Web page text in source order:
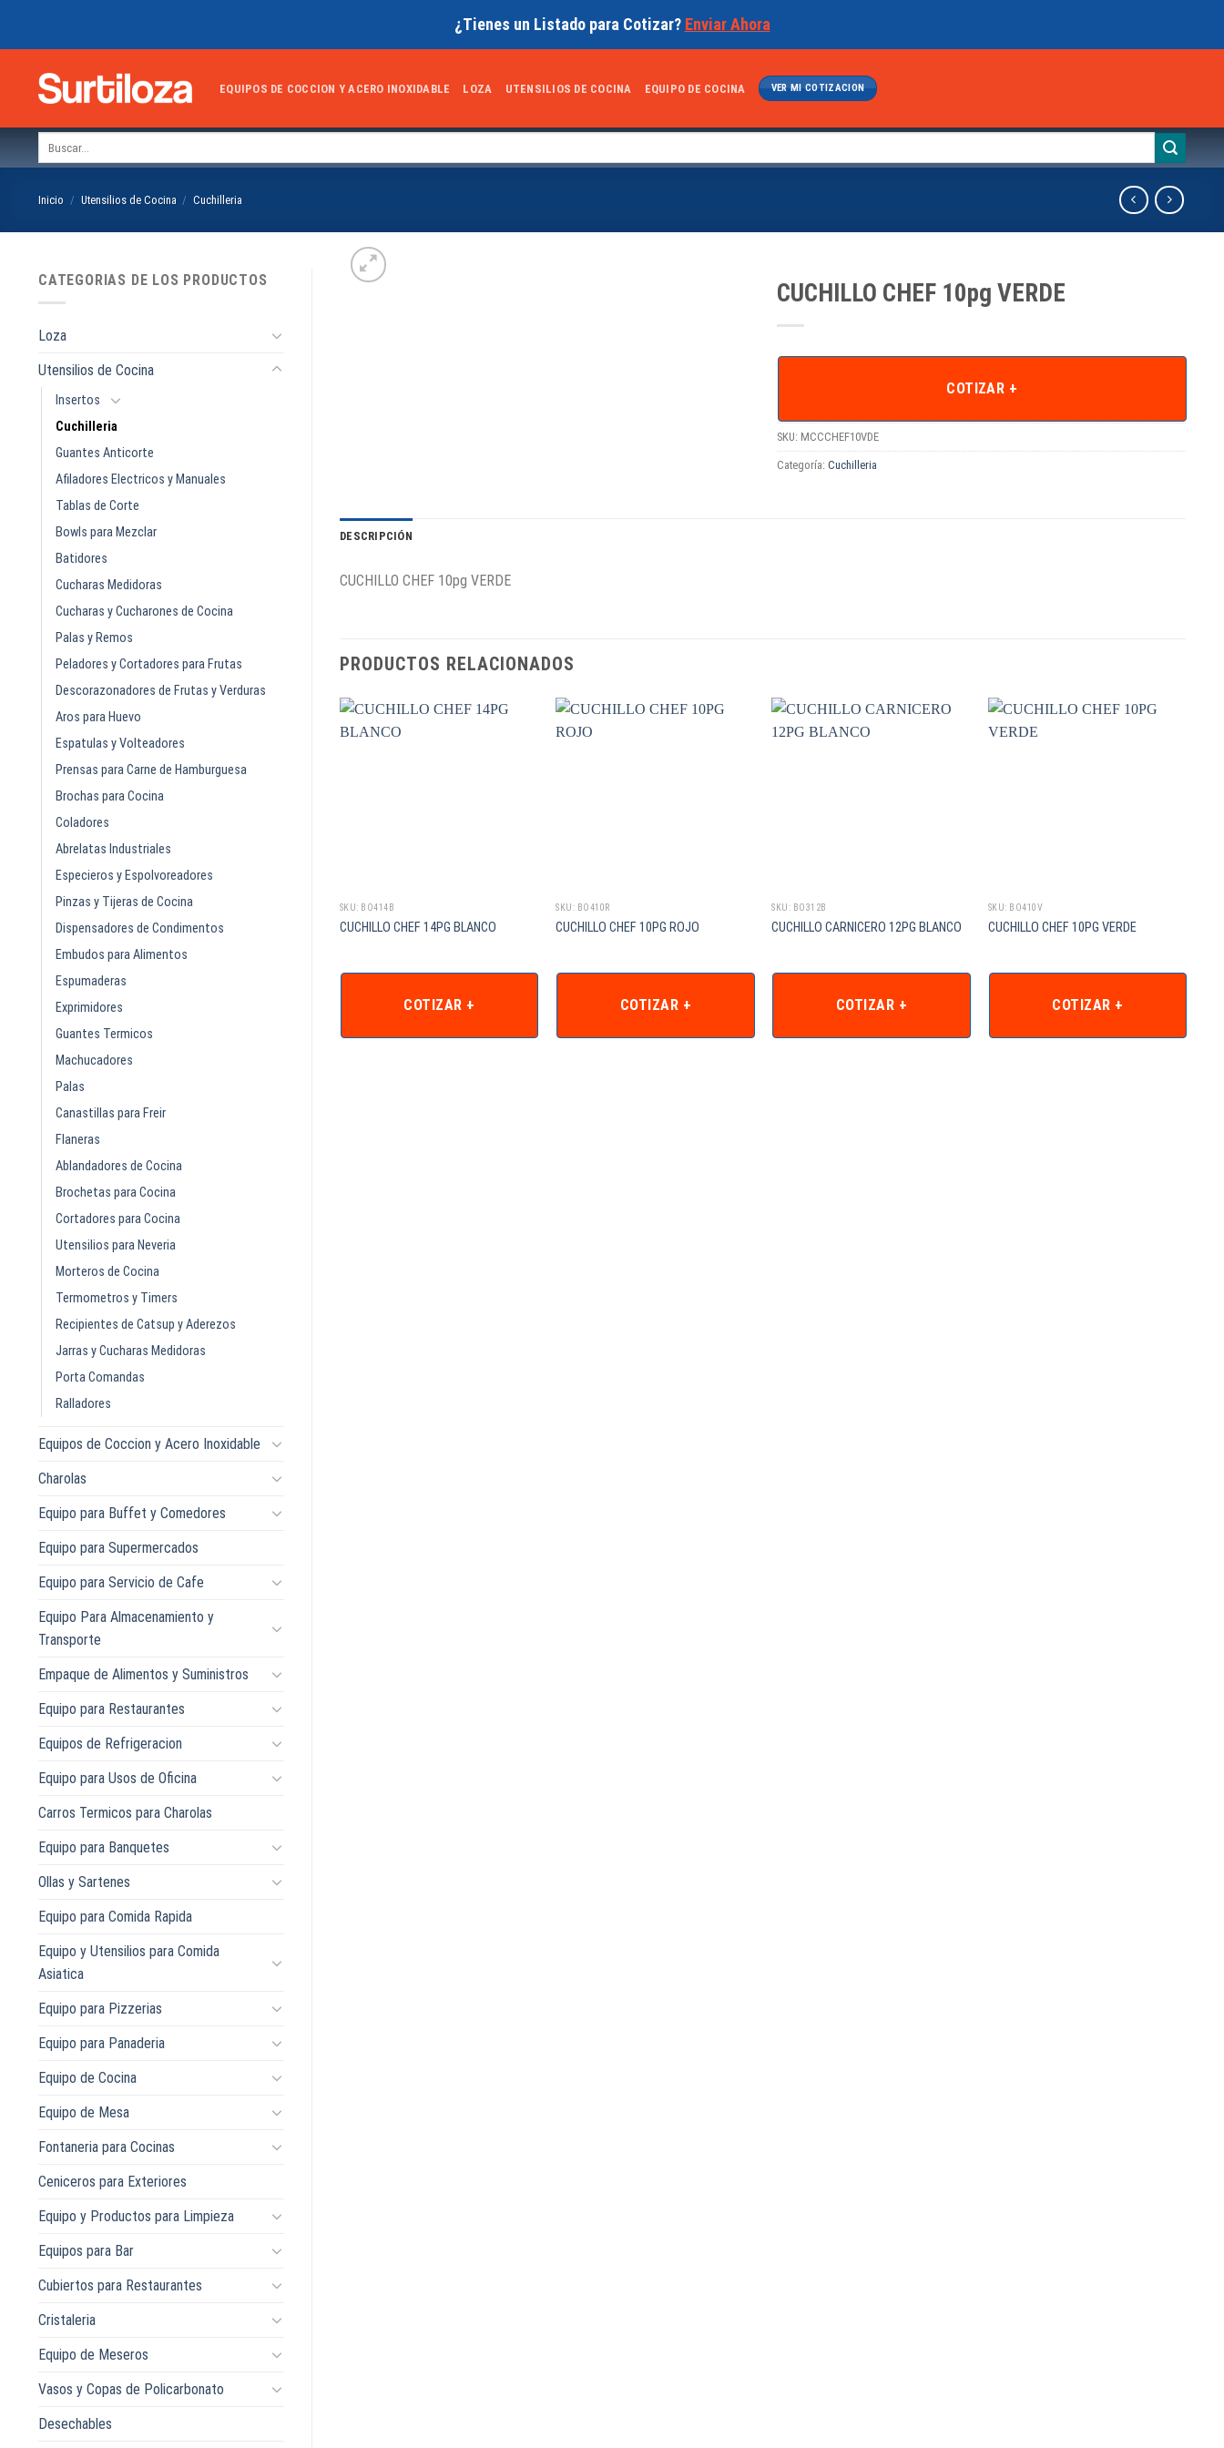
¿Tienes un Listado para Cotizar? Enviar Ahora
EQUIPOS DE COCCION Y ACERO INOXIDABLE LOZA UTENSILIOS DE COCINA EQUIPO DE COCINA VER MI COTIZACION
Inicio / Utensilios de Cocina / Cuchilleria
CATEGORIAS DE LOS PRODUCTOS
Loza
Utensilios de Cocina
Insertos
Cuchilleria
Guantes Anticorte
Afiladores Electricos y Manuales
Tablas de Corte
Bowls para Mezclar
Batidores
Cucharas Medidoras
Cucharas y Cucharones de Cocina
Palas y Remos
Peladores y Cortadores para Frutas
Descorazonadores de Frutas y Verduras
Aros para Huevo
Espatulas y Volteadores
Prensas para Carne de Hamburguesa
Brochas para Cocina
Coladores
Abrelatas Industriales
Especieros y Espolvoreadores
Pinzas y Tijeras de Cocina
Dispensadores de Condimentos
Embudos para Alimentos
Espumaderas
Exprimidores
Guantes Termicos
Machucadores
Palas
Canastillas para Freir
Flaneras
Ablandadores de Cocina
Brochetas para Cocina
Cortadores para Cocina
Utensilios para Neveria
Morteros de Cocina
Termometros y Timers
Recipientes de Catsup y Aderezos
Jarras y Cucharas Medidoras
Porta Comandas
Ralladores
Equipos de Coccion y Acero Inoxidable
Charolas
Equipo para Buffet y Comedores
Equipo para Supermercados
Equipo para Servicio de Cafe
Equipo Para Almacenamiento y
Transporte
Empaque de Alimentos y Suministros
Equipo para Restaurantes
Equipos de Refrigeracion
Equipo para Usos de Oficina
Carros Termicos para Charolas
Equipo para Banquetes
Ollas y Sartenes
Equipo para Comida Rapida
Equipo y Utensilios para Comida
Asiatica
Equipo para Pizzerias
Equipo para Panaderia
Equipo de Cocina
Equipo de Mesa
Fontaneria para Cocinas
Ceniceros para Exteriores
Equipo y Productos para Limpieza
Equipos para Bar
Cubiertos para Restaurantes
Cristaleria
Equipo de Meseros
Vasos y Copas de Policarbonato
Desechables
CUCHILLO CHEF 10pg VERDE
COTIZAR +
SKU: MCCCHEF10VDE
Categoría: Cuchilleria
DESCRIPCIÓN
CUCHILLO CHEF 10pg VERDE
PRODUCTOS RELACIONADOS
SKU: BO414B
CUCHILLO CHEF 14PG BLANCO
COTIZAR +
SKU: BO410R
CUCHILLO CHEF 10PG ROJO
COTIZAR +
SKU: BO312B
CUCHILLO CARNICERO 12PG BLANCO
COTIZAR +
SKU: BO410V
CUCHILLO CHEF 10PG VERDE
COTIZAR +